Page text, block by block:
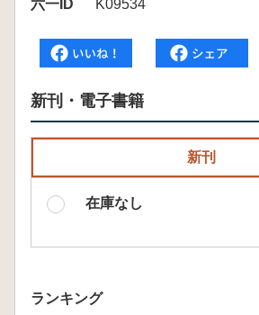
六一ID
K09534
新刊・電子書籍
新刊
在庫なし
ランキング